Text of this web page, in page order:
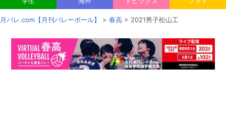
月バレ.com【月刊バレーボール】 > 春高 > 2021男子松山工